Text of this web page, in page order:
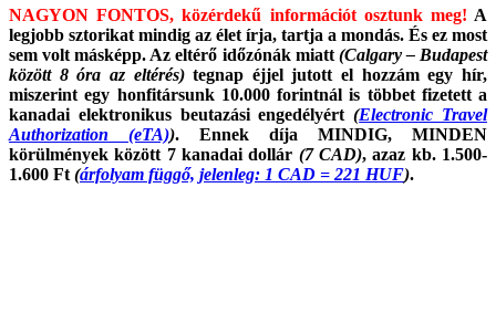
NAGYON FONTOS, közérdekű információt osztunk meg! A
legjobb sztorikat mindig az élet írja, tartja a mondás. És ez most
sem volt másképp. Az eltérő időzónák miatt (Calgary – Budapest
között 8 óra az eltérés)tegnap éjjel jutott el hozzám egy hír,
miszerint egy honfitársunk 10.000 forintnál is többet fizetett a
kanadai elektronikus beutazási engedélyért(Electronic Travel
Authorization (eTA)). Ennek díja MINDIG, MINDEN
körülmények között 7 kanadai dollár (7 CAD), azaz kb. 1.500-
1.600 Ft (árfolyam függő, jelenleg: 1 CAD = 221 HUF).